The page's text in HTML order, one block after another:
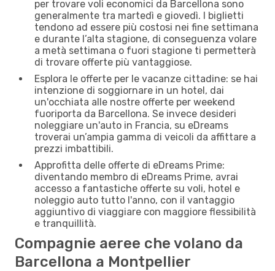
per trovare voli economici da Barcellona sono
generalmente tra martedì e giovedì. I biglietti
tendono ad essere più costosi nei fine settimana
e durante l’alta stagione, di conseguenza volare
a metà settimana o fuori stagione ti permetterà
di trovare offerte più vantaggiose.
Esplora le offerte per le vacanze cittadine: se hai
intenzione di soggiornare in un hotel, dai
un'occhiata alle nostre offerte per weekend
fuoriporta da Barcellona. Se invece desideri
noleggiare un'auto in Francia, su eDreams
troverai un’ampia gamma di veicoli da affittare a
prezzi imbattibili.
Approfitta delle offerte di eDreams Prime:
diventando membro di eDreams Prime, avrai
accesso a fantastiche offerte su voli, hotel e
noleggio auto tutto l'anno, con il vantaggio
aggiuntivo di viaggiare con maggiore flessibilità
e tranquillità.
Compagnie aeree che volano da
Barcellona a Montpellier